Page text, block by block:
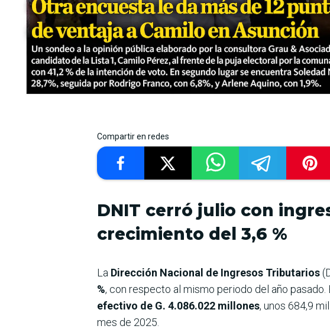
Compartir en redes
DNIT cerró julio con
crecimiento del 3,6 %
La Dirección Nacional de Ingresos Tributarios
%, con respecto al mismo periodo del año
efectivo de G. 4.086.022 millones, unos 684,9
mes de 2025.